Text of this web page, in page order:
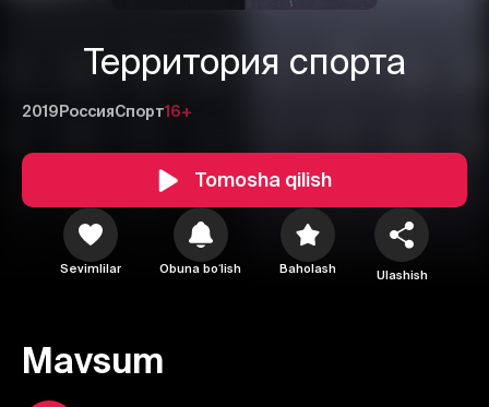
Территория спорта
2019 РоссияСпорт16+
Tomosha qilish
Sevimlilar Obuna boʻlish Baholash Ulashish
Mavsum